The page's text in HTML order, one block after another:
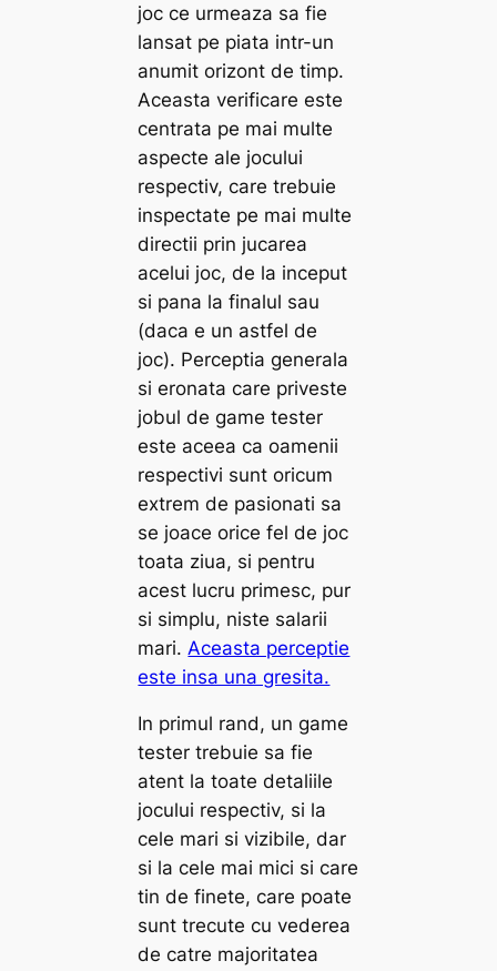
joc ce urmeaza sa fie
lansat pe piata intr-un
anumit orizont de timp.
Aceasta verificare este
centrata pe mai multe
aspecte ale jocului
respectiv, care trebuie
inspectate pe mai multe
directii prin jucarea
acelui joc, de la inceput
si pana la finalul sau
(daca e un astfel de
joc). Perceptia generala
si eronata care priveste
jobul de game tester
este aceea ca oamenii
respectivi sunt oricum
extrem de pasionati sa
se joace orice fel de joc
toata ziua, si pentru
acest lucru primesc, pur
si simplu, niste salarii
mari. Aceasta perceptie
este insa una gresita.
In primul rand, un game
tester trebuie sa fie
atent la toate detaliile
jocului respectiv, si la
cele mari si vizibile, dar
si la cele mai mici si care
tin de finete, care poate
sunt trecute cu vederea
de catre majoritatea